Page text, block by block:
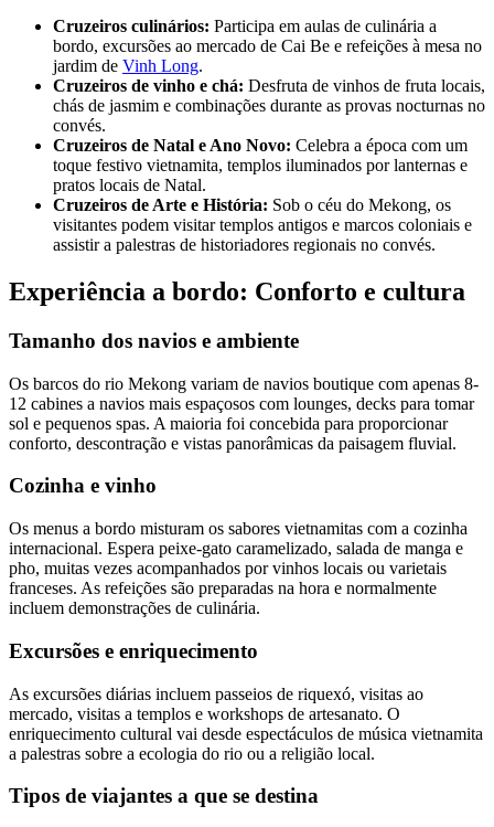
Cruzeiros culinários: Participa em aulas de culinária a
bordo, excursões ao mercado de Cai Be e refeições à mesa no
jardim de Vinh Long.
Cruzeiros de vinho e chá: Desfruta de vinhos de fruta locais,
chás de jasmim e combinações durante as provas nocturnas no
convés.
Cruzeiros de Natal e Ano Novo: Celebra a época com um
toque festivo vietnamita, templos iluminados por lanternas e
pratos locais de Natal.
Cruzeiros de Arte e História: Sob o céu do Mekong, os
visitantes podem visitar templos antigos e marcos coloniais e
assistir a palestras de historiadores regionais no convés.
Experiência a bordo: Conforto e cultura
Tamanho dos navios e ambiente
Os barcos do rio Mekong variam de navios boutique com apenas 8-
12 cabines a navios mais espaçosos com lounges, decks para tomar
sol e pequenos spas. A maioria foi concebida para proporcionar
conforto, descontração e vistas panorâmicas da paisagem fluvial.
Cozinha e vinho
Os menus a bordo misturam os sabores vietnamitas com a cozinha
internacional. Espera peixe-gato caramelizado, salada de manga e
pho, muitas vezes acompanhados por vinhos locais ou varietais
franceses. As refeições são preparadas na hora e normalmente
incluem demonstrações de culinária.
Excursões e enriquecimento
As excursões diárias incluem passeios de riquexó, visitas ao
mercado, visitas a templos e workshops de artesanato. O
enriquecimento cultural vai desde espectáculos de música vietnamita
a palestras sobre a ecologia do rio ou a religião local.
Tipos de viajantes a que se destina